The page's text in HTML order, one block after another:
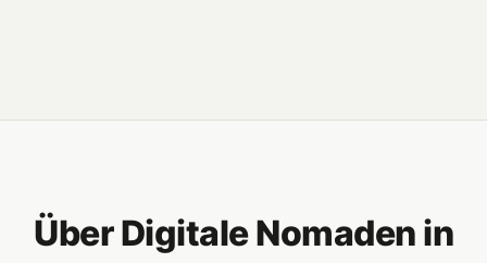
Über Digitale Nomaden in